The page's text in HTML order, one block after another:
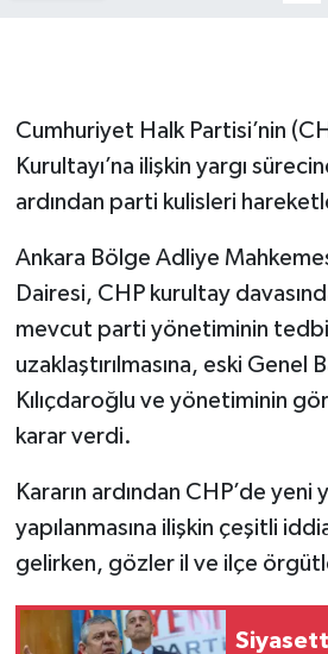
Cumhuriyet Halk Partisi’nin
Kurultayı’na ilişkin yargı
ardından parti kulisleri
Ankara Bölge Adliye
Dairesi, CHP kurultay
mevcut parti yönetiminin
uzaklaştırılmasına, eski Genel
Kılıçdaroğlu ve yönetiminin
karar verdi.
Kararın ardından CHP’de yeni
yapılanmasına ilişkin çeşitli
gelirken, gözler il ve ilçe